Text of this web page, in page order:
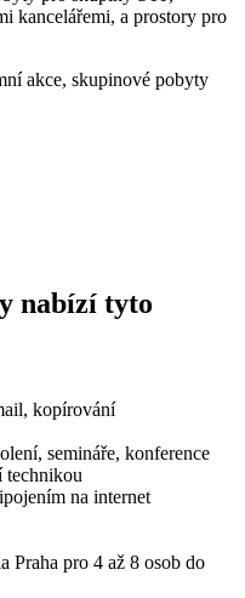
kancelářemi, a prostory pro
akce, skupinové pobyty
nabízí tyto
kopírování
semináře, konference
technikou
na internet
Praha pro 4 až 8 osob do